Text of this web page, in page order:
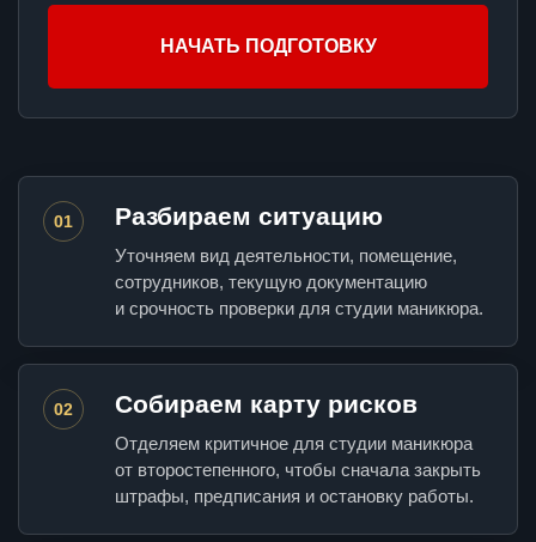
НАЧАТЬ ПОДГОТОВКУ
01 Разбираем ситуацию
Уточняем вид деятельности, помещение,
сотрудников, текущую документацию
и срочность проверки для студии маникюра.
02 Собираем карту рисков
Отделяем критичное для студии маникюра
от второстепенного, чтобы сначала закрыть
штрафы, предписания и остановку работы.